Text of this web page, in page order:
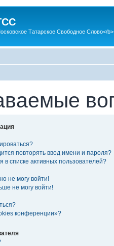
Татарское Свободное Слово</b>
повторять ввод имени и пароля?
в списке активных пользователей?
не могу войти!
не могу войти!
конференции»?